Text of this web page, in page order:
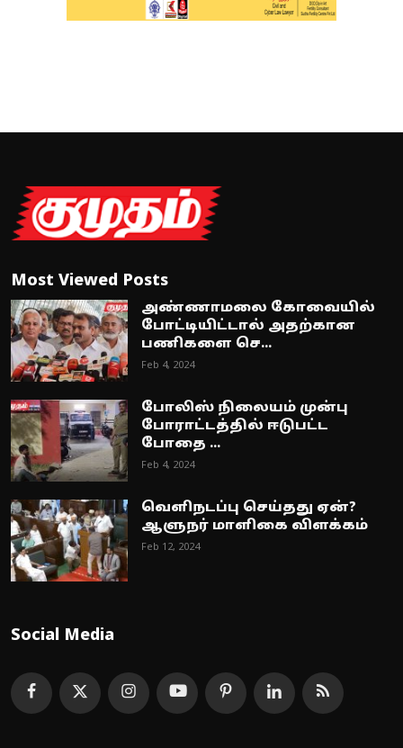
Most Viewed Posts
அண்ணாமலை கோவையில்
போட்டியிட்டால் அதற்கான
பணிகளை செ...
Feb 4, 2024
போலிஸ் நிலையம் முன்பு
போராட்டத்தில் ஈடுபட்ட
போதை ...
Feb 4, 2024
வெளிநடப்பு செய்தது ஏன்?
ஆளுநர் மாளிகை விளக்கம்
Feb 12, 2024
Social Media